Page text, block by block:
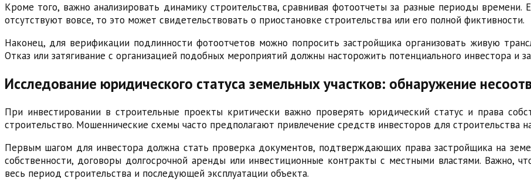
Кроме того, важно анализировать динамику строительства, сравнивая фотоотчеты за разные периоды времени.
отсутствуют вовсе, то это может свидетельствовать о приостановке строительства или его полной фиктивности.
Наконец, для верификации подлинности фотоотчетов можно попросить застройщика организовать живую
Отказ или затягивание с организацией подобных мероприятий должны насторожить потенциального инвестора и
Исследование юридического статуса земельных участков: обнаружение
При инвестировании в строительные проекты критически важно проверять юридический статус и права
строительство. Мошеннические схемы часто предполагают привлечение средств инвесторов для строительства
Первым шагом для инвестора должна стать проверка документов, подтверждающих права застройщика на
собственности, договоры долгосрочной аренды или инвестиционные контракты с местными властями. Важно,
весь период строительства и последующей эксплуатации объекта.